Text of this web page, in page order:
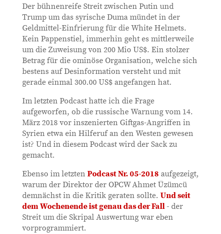
Der bühnenreife Streit zwischen Putin und
Trump um das syrische Duma mündet in der
Geldmittel-Einfrierung für die White Helmets.
Kein Pappenstiel, immerhin geht es mittlerweile
um die Zuweisung von 200 Mio US$. Ein stolzer
Betrag für die ominöse Organisation, welche sich
bestens auf Desinformation versteht und mit
gerade einmal 300.00 US$ angefangen hat.
Im letzten Podcast hatte ich die Frage
aufgeworfen, ob die russische Warnung vom 14.
März 2018 vor inszenierten Giftgas-Angriffen in
Syrien etwa ein Hilferuf an den Westen gewesen
ist? Und in diesem Podcast wird der Sack zu
gemacht.
Ebenso im letztenPodcast Nr. 05-2018 aufgezeigt,
warum der Direktor der OPCW Ahmet Üzümcü
demnächst in die Kritik geraten sollte. Und seit
dem Wochenende ist genau das der Fall- der
Streit um die Skripal Auswertung war eben
vorprogrammiert.